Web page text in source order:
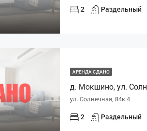
2 Раздельный
АРЕНДА СДАНО
д. Мокшино, ул.
ул. Солнечная, 84к.4
2 Раздельный